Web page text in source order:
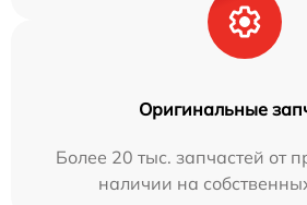
Оригинальные
Более 20 тыс. запчастей от
наличии на